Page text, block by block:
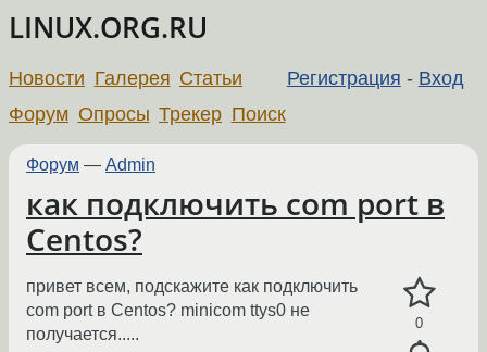
LINUX.ORG.RU
Регистрация - Вход
Новости Галерея Статьи
Форум Опросы Трекер Поиск
Форум — Admin
как подключить com port в
Centos?
0
привет всем, подскажите как подключить
com port в Centos? minicom ttys0 не
получается.....